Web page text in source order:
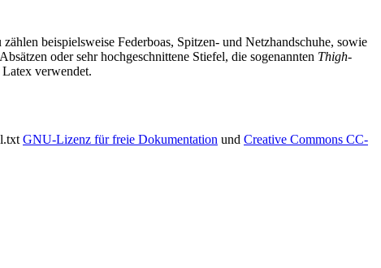
beispielsweise Federboas, Spitzen- und Netzhandschuhe, sowie
oder sehr hochgeschnittene Stiefel, die sogenannten Thigh-
verwendet.
GNU-Lizenz für freie Dokumentation und Creative Commons CC-